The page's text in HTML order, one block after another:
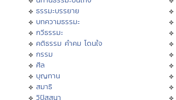
ธรรมะบรรยาย
บทความธรรมะ
กวีธรรมะ
คติธรรม คำคม โดนใจ
กรรม
ศีล
บุญทาน
สมาธิ
วิปัสสนา